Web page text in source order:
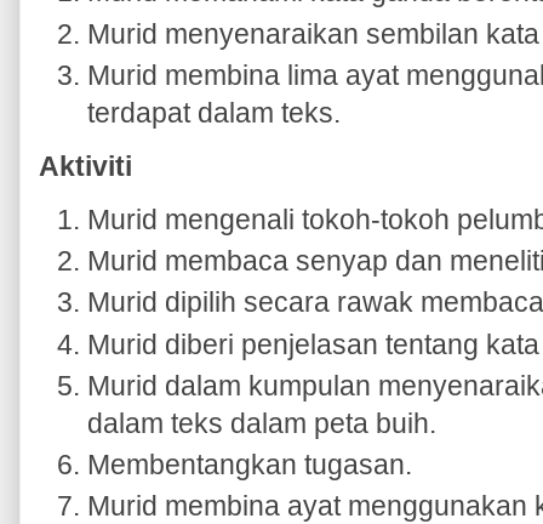
Murid menyenaraikan sembilan
Murid membina lima ayat
terdapat dalam teks.
Aktiviti
Murid mengenali tokoh-tokoh
Murid membaca senyap dan
Murid dipilih secara rawak
Murid diberi penjelasan tentang
Murid dalam kumpulan
dalam teks dalam peta buih.
Membentangkan tugasan.
Murid membina ayat